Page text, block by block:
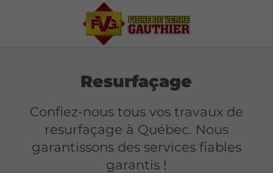
Resurfaçage
Confiez-nous tous vos travaux de
resurfaçage à Québec. Nous
garantissons des services fiables
garantis !